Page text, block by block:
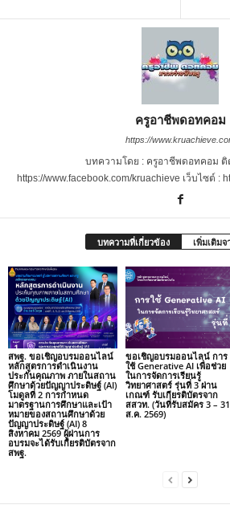
ครูอาชีพดอทคอม
https://
บทความโดย : ครูอาชีพดอทคอม
https://www.facebook.com/kruachieve เว็บไซต์ :
บทความที่เกี่ยวข้อง เพิ่มเติม
สพฐ. ขอเชิญอบรมออนไลน์
หลักสูตรการดำเนินงาน
ประกันคุณภาพ ภายในสถาน
ศึกษาด้วยปัญญาประดิษฐ์ (AI)
โมดูลที่ 2 การกำหนด
มาตรฐานการศึกษาและเป้า
หมายของสถานศึกษาด้วย
ปัญญาประดิษฐ์ (AI) 8
สิงหาคม 2569 ผู้ผ่านการ
อบรมจะได้รับเกียรติบัตรจาก
สพฐ.
ขอเชิญอบรมออนไลน์ การ
ใช้ Generative AI เพื่อช่วย
ในการจัดการเรียนรู้
วิทยาศาสตร์ รุ่นที่ 3 ผ่าน
เกณฑ์ รับเกียรติบัตรจาก
สสวท. (วันที่รับสมัคร 3 – 31
ส.ค. 2569)